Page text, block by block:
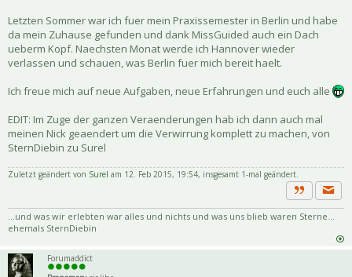
Letzten Sommer war ich fuer mein Praxissemester in Berlin und habe
da mein Zuhause gefunden und dank MissGuided auch ein Dach
ueberm Kopf. Naechsten Monat werde ich Hannover wieder
verlassen und schauen, was Berlin fuer mich bereit haelt.
Ich freue mich auf neue Aufgaben, neue Erfahrungen und euch alle
EDIT: Im Zuge der ganzen Veraenderungen hab ich dann auch mal
meinen Nick geaendert um die Verwirrung komplett zu machen, von
SternDiebin zu Surel
Zuletzt geändert von Surel am 12. Feb 2015, 19:54, insgesamt 1-mal geändert.
Zitat
...und was wir erlebten war alles und nichts und was uns blieb waren Sterne...
ehemals SternDiebin
Forumaddict